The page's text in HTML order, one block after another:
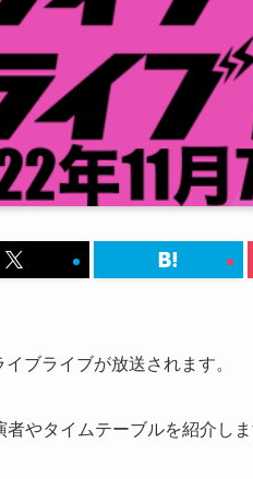
ブライブが放送されます。
やタイムテーブルを紹介しま